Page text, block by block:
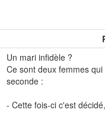
Un mari infidèle ?
Ce sont deux femmes
seconde :
- Cette fois-ci c'est